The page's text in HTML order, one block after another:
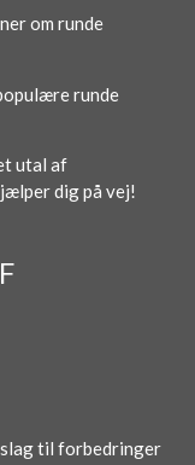
om runde
runde
utal af
dig på vej!
til forbedringer